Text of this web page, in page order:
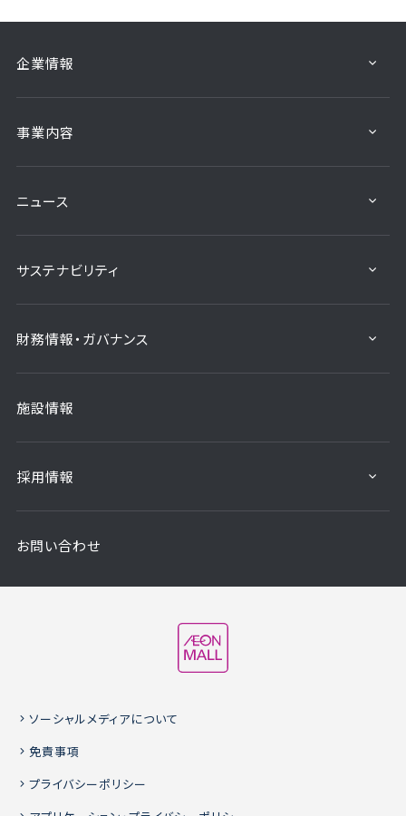
企業情報
事業内容
ニュース
サステナビリティ
財務情報・ガバナンス
施設情報
採用情報
お問い合わせ
ソーシャルメディアについて
免責事項
プライバシーポリシー